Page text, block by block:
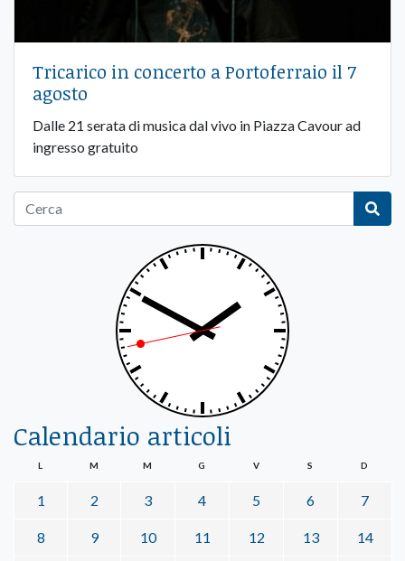
Tricarico in concerto a Portoferraio il 7
agosto
Dalle 21 serata di musica dal vivo in Piazza Cavour ad
ingresso gratuito
Calendario articoli
L M M G V S D
1 2 3 4 5 6 7
8 9 10 11 12 13 14